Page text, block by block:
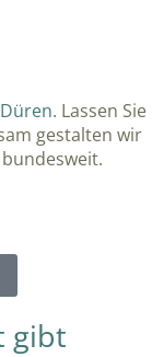
. Lassen Sie
gestalten wir
gibt